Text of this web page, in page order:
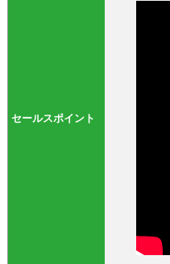
セールスポイント